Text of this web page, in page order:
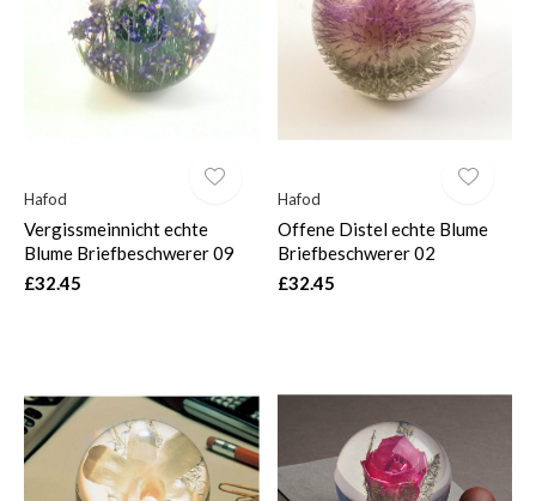
Hafod
Vergissmeinnicht echte
Blume Briefbeschwerer 09
£32.45
Hafod
Offene Distel echte Blume
Briefbeschwerer 02
£32.45